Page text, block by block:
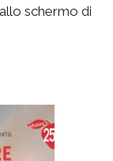
schermo di